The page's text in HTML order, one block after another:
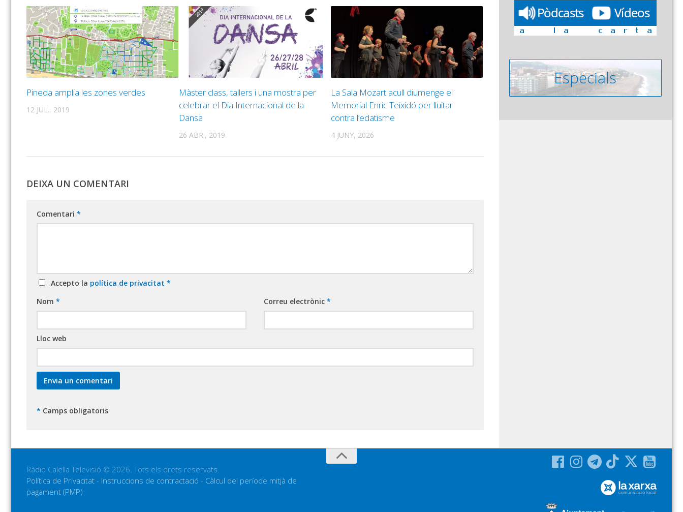
Pineda amplia les zones verdes
12 JUL., 2019
Màster class, tallers i una mostra per
celebrar el Dia Internacional de la
Dansa
26 ABR., 2019
La Sala Mozart acull diumenge el
Memorial Enric Teixidó per lluitar
contra l’edatisme
4 JUNY, 2026
DEIXA UN COMENTARI
Comentari *
Accepto la política de privacitat *
Nom * Correu electrònic*
Lloc web
* Camps obligatoris
Ràdio Calella Televisió © 2026. Tots els drets reservats.
Política de Privacitat - Instruccions de contractació - Càlcul del període mitjà de
pagament (PMP)